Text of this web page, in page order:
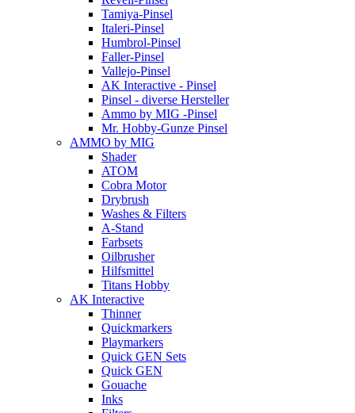
Tamiya-Pinsel
Italeri-Pinsel
Humbrol-Pinsel
Faller-Pinsel
Vallejo-Pinsel
AK Interactive - Pinsel
Pinsel - diverse Hersteller
Ammo by MIG -Pinsel
Mr. Hobby-Gunze Pinsel
AMMO by MIG
Shader
ATOM
Cobra Motor
Drybrush
Washes & Filters
A-Stand
Farbsets
Oilbrusher
Hilfsmittel
Titans Hobby
AK Interactive
Thinner
Quickmarkers
Playmarkers
Quick GEN Sets
Quick GEN
Gouache
Inks